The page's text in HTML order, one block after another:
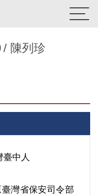
陳列珍
臺中人
灣省保安司令部